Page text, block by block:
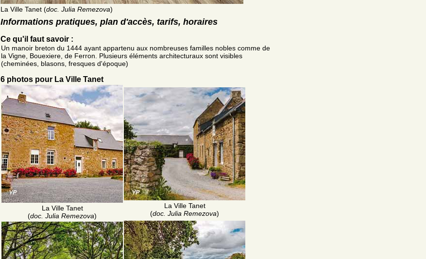
La Ville Tanet (doc. Julia Remezova)
Informations pratiques, plan d'accès, tarifs, horaires
Ce qu'il faut savoir :
Un manoir breton du 1444 ayant appartenu aux nombreuses familles nobles comme de
la Vigne, Bouexiere, de Ferron. Plusieurs éléments architecturaux sont visibles
(cheminées, blasons, fresques d'époque)
6 photos pour La Ville Tanet
La Ville Tanet
(doc. Julia Remezova)
La Ville Tanet
(doc. Julia Remezova)